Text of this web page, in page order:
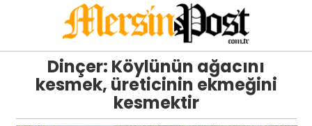
Dinçer: Köylünün ağacını
kesmek, üreticinin ekmeğini
kesmektir